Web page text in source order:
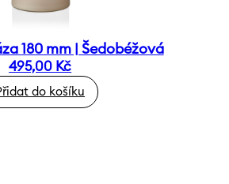
180 mm | Šedobéžová
495,00 Kč
do košíku